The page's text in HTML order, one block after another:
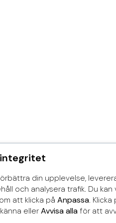
din upplevelse,
och analysera trafik. Du kan
att klicka på Anpassa. Klicka
ellerAvvisa allaför att